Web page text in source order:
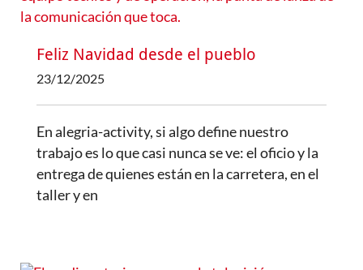
Feliz Navidad desde el pueblo
23/12/2025
En alegria-activity, si algo define nuestro
trabajo es lo que casi nunca se ve: el oficio y la
entrega de quienes están en la carretera, en el
taller y en